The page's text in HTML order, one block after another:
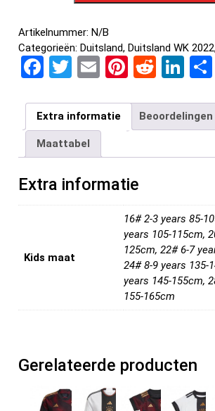
Artikelnummer:N/B
Categorieën:Duitsland,Duitsland WK 2022
F
ce
b
o
o
k
T
tt
er
E
ail
Pi
er
es
t
R
d
di
t
Li
ke
dI
n
Extra informatie
Maattabel
Extra informatie
Kids maat
16# 2-3 years 85-
years 105-115cm,
125cm, 22# 6-7
24# 8-9 years 135-
years 145-155cm,
155-165cm
Gerelateerde producten